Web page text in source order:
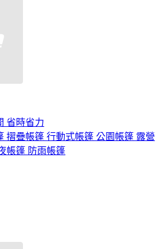
省時省力
摺疊帳篷 行動式帳篷 公園帳篷 露營
帳篷 防雨帳篷